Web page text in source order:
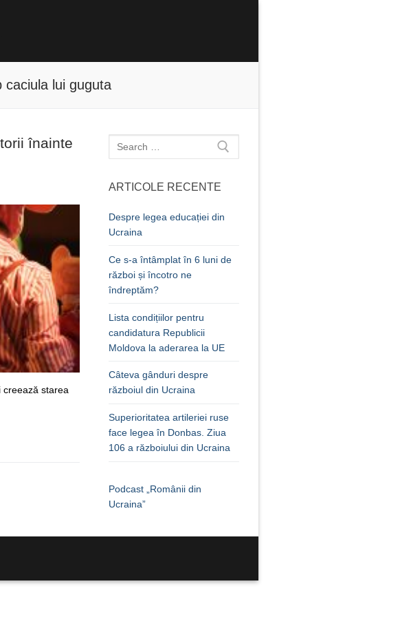
caciula lui guguta
înainte
creează starea
Caută
după:
ARTICOLE RECENTE
Despre legea educației din
Ucraina
Ce s-a întâmplat în 6 luni de
război și încotro ne
îndreptăm?
Lista condițiilor pentru
candidatura Republicii
Moldova la aderarea la UE
Câteva gânduri despre
războiul din Ucraina
Superioritatea artileriei ruse
face legea în Donbas. Ziua
106 a războiului din Ucraina
Podcast „Românii din
Ucraina”